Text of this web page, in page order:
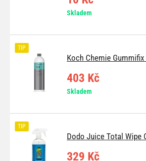
Skladem
Koch Chemie
TIP
403 Kč
Skladem
Dodo Juice Total Wipe
TIP
329 Kč